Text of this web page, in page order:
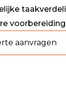
aanvragen